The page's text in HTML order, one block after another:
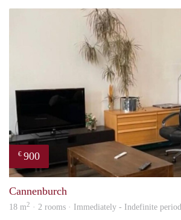
€ 900
Cannenburch
18 m2 · 2 rooms · Immediately - Indefinite period